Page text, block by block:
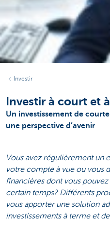
Investir
Investir à court et
Un investissement de
une perspective d’avenir
Vous avez régulièrement un
votre compte à vue ou vous
financières dont vous pouvez
certain temps? Différents
vous apporter une solution
investissements à terme et